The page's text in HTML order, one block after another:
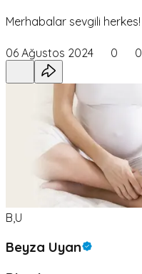
Merhabalar sevgili herkes!
06 Ağustos 2024 0 0
B,U
Beyza Uyan